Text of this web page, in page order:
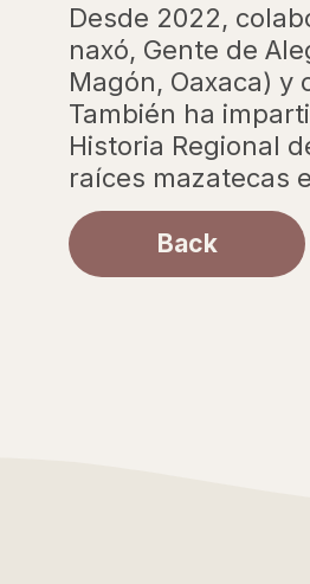
Desde 2022,
naxó, Gente de
Magón, Oaxaca) y
También ha
Historia Regional
raíces mazatecas
Back